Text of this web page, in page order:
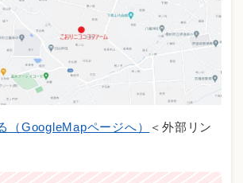
（GoogleMapページへ）
＜外部リン